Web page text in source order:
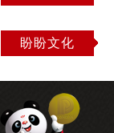
盼盼文化